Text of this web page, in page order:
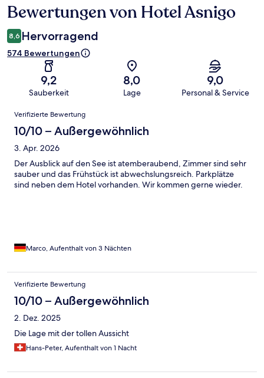
Bewertungen
Bewertungen von Hotel Asnigo
8,6 Hervorragend
574 Bewertungen
9,2
Sauberkeit
8,0
Lage
9,0
Personal & Service
Bewertungen
Verifizierte Bewertung
10/10 – Außergewöhnlich
3. Apr. 2026
Der Ausblick auf den See ist atemberaubend, Zimmer sind sehr
sauber und das Frühstück ist abwechslungsreich. Parkplätze
sind neben dem Hotel vorhanden. Wir kommen gerne wieder.
Marco, Aufenthalt von 3 Nächten
Verifizierte Bewertung
10/10 – Außergewöhnlich
2. Dez. 2025
Die Lage mit der tollen Aussicht
Hans-Peter, Aufenthalt von 1 Nacht